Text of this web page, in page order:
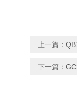
上一篇：
下一篇：